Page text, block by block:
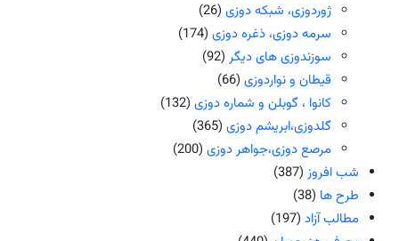
ژوردوزی، شبکه دوزی (26)
سرمه دوزی، ذغره دوزی (174)
سوزندوزی های دیگر (92)
قیطان و نواردوزی (66)
کانوا ، گوبلن و شماره دوزی (132)
گلدوزی،ابریشم دوزی (365)
مرصع دوزی،جواهر دوزی (200)
شب افروز (387)
طرح ها (38)
مطالب آزاد (197)